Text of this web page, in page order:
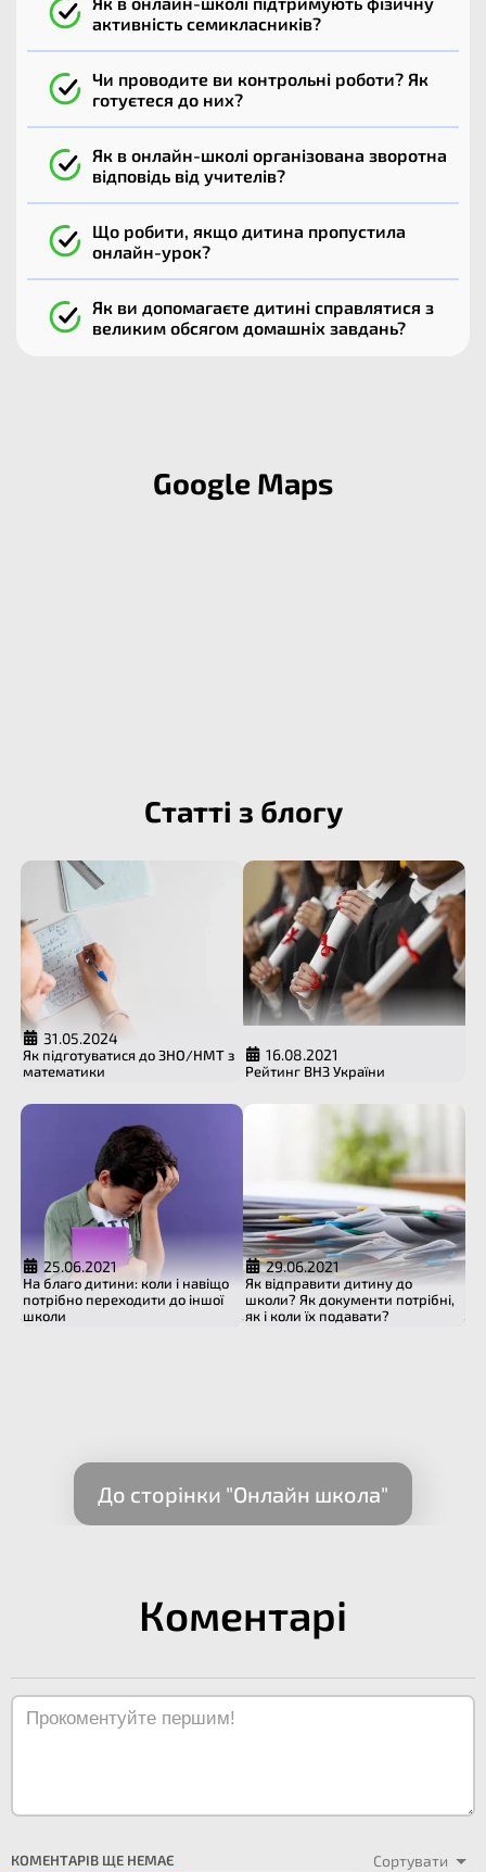
активність семикласників?
Чи проводите ви контрольні роботи? Як
готуєтеся до них?
Як в онлайн-школі організована зворотна
відповідь від учителів?
Що робити, якщо дитина пропустила
онлайн-урок?
Як ви допомагаєте дитині справлятися з
великим обсягом домашніх завдань?
Google Maps
Статті з блогу
31.05.2024
Як підготуватися до ЗНО/НМТ з
математики
16.08.2021
Рейтинг ВНЗ України
25.06.2021
На благо дитини: коли і навіщо
потрібно переходити до іншої
школи
29.06.2021
Як відправити дитину до
школи? Як документи потрібні,
як і коли їх подавати?
До сторінки "Онлайн школа"
Коментарі
КОМЕНТАРІВ ЩЕ НЕМАЄ Сортувати